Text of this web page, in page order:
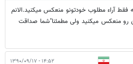
فقط آراء مطلوب خودتونو منعکس میکنید.الانم
رو منعکس میکنید ولی مطمئنا"شما صداقت
۱۴:۵۲ - ۱۳۹۰/۰۹/۱۷